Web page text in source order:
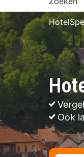
Ook